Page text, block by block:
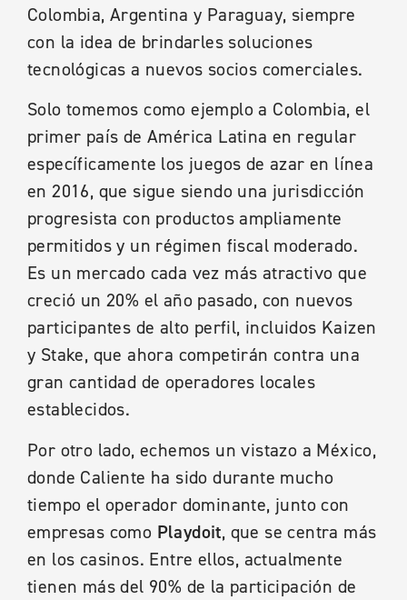
Colombia, Argentina y Paraguay, siempre
con la idea de brindarles soluciones
tecnológicas a nuevos socios comerciales.
Solo tomemos como ejemplo a Colombia, el
primer país de América Latina en regular
específicamente los juegos de azar en línea
en 2016, que sigue siendo una jurisdicción
progresista con productos ampliamente
permitidos y un régimen fiscal moderado.
Es un mercado cada vez más atractivo que
creció un 20% el año pasado, con nuevos
participantes de alto perfil, incluidos Kaizen
y Stake, que ahora competirán contra una
gran cantidad de operadores locales
establecidos.
Por otro lado, echemos un vistazo a México,
donde Caliente ha sido durante mucho
tiempo el operador dominante, junto con
empresas como Playdoit, que se centra más
en los casinos. Entre ellos, actualmente
tienen más del 90% de la participación de